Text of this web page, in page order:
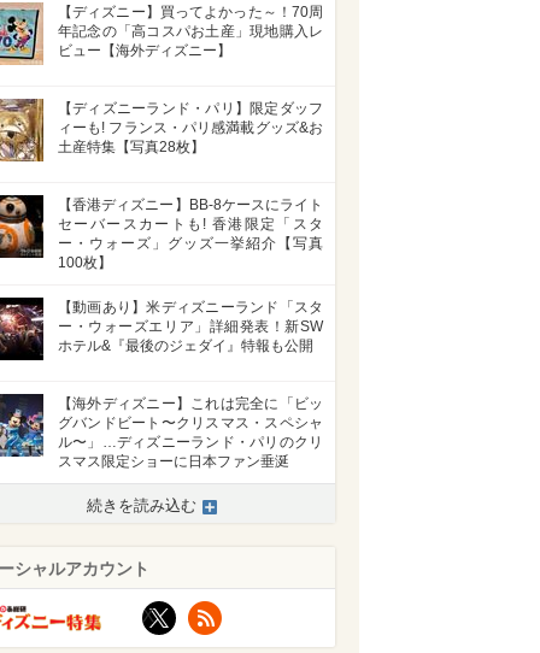
【ディズニー】買ってよかった～！70周
年記念の「高コスパお土産」現地購入レ
ビュー【海外ディズニー】
【ディズニーランド・パリ】限定ダッフ
ィーも! フランス・パリ感満載グッズ&お
土産特集【写真28枚】
【香港ディズニー】BB-8ケースにライト
セーバースカートも! 香港限定「スタ
ー・ウォーズ」グッズ一挙紹介【写真
100枚】
【動画あり】米ディズニーランド「スタ
ー・ウォーズエリア」詳細発表！新SW
ホテル&『最後のジェダイ』特報も公開
【海外ディズニー】これは完全に「ビッ
グバンドビート〜クリスマス・スペシャ
ル〜」…ディズニーランド・パリのクリ
スマス限定ショーに日本ファン垂涎
続きを読み込む
シャルアカウント
X